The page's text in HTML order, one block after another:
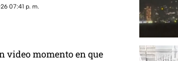
07:41 p. m.
video momento en que